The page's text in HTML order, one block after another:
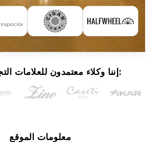
إننا وكلاء معتمدون للعلامات التجارية التالية:
معلومات الموقع